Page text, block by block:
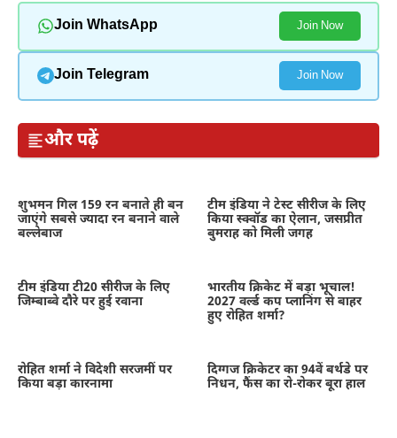
Join WhatsApp Join Now
Join Telegram Join Now
और पढ़ें
शुभमन गिल 159 रन बनाते ही बन
जाएंगे सबसे ज्यादा रन बनाने वाले
बल्लेबाज
टीम इंडिया ने टेस्ट सीरीज के लिए
किया स्क्वॉड का ऐलान, जसप्रीत
बुमराह को मिली जगह
टीम इंडिया टी20 सीरीज के लिए
जिम्बाब्वे दौरे पर हुई रवाना
भारतीय क्रिकेट में बड़ा भूचाल!
2027 वर्ल्ड कप प्लानिंग से बाहर
हुए रोहित शर्मा?
रोहित शर्मा ने विदेशी सरजमीं पर
किया बड़ा कारनामा
दिग्गज क्रिकेटर का 94वें बर्थडे पर
निधन, फैंस का रो-रोकर बूरा हाल